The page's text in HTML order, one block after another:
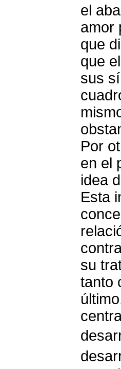
el
amor
que
que
sus
Por
en el
idea
Esta
su
tanto